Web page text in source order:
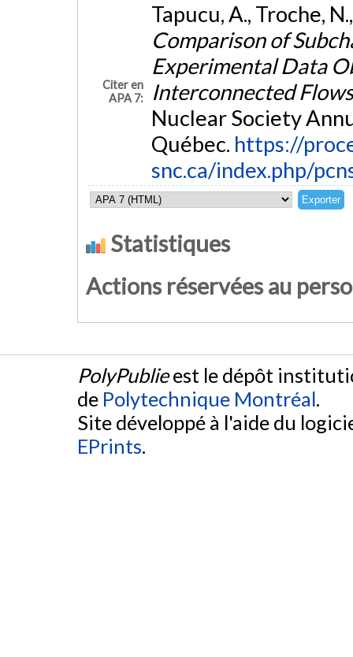
Citer en
APA 7:
Tapucu, A., Troche,
Comparison of
Experimental Data
Interconnected
Nuclear Society
Québec. https://
snc.ca/index.php/
Statistiques
Actions réservées au
PolyPublieest le dépôt
de Polytechnique Montréal.
Site développé à l'aide du
EPrints.